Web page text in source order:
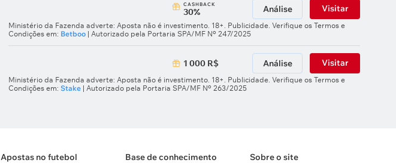
СASHBACK
30% Análise Visitar
Ministério da Fazenda adverte: Aposta não é investimento. 18+. Publicidade. Verifique os Termos e
Condições em: Betboo | Autorizado pela Portaria SPA/MF Nº 247/2025
1 000 R$ Análise Visitar
Ministério da Fazenda adverte: Aposta não é investimento. 18+. Publicidade. Verifique os Termos e
Condições em: Stake | Autorizado pela Portaria SPA/MF Nº 263/2025
Apostas no futebol Base de conhecimento Sobre o site